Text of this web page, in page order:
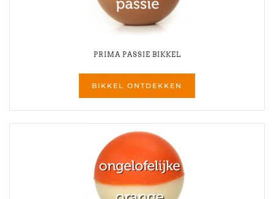
PRIMA PASSIE BIKKEL
BIKKEL ONTDEKKEN